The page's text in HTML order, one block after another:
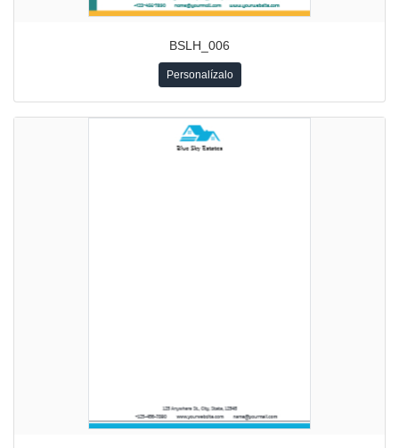
BSLH_006
Personalízalo